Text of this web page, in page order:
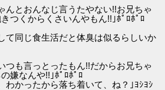
んとおんなじ言うたやない!!お兄ちゃ
つくからくさいんやもん!!｣ﾎﾟﾛﾎﾟﾛ
て同じ食生活だと体臭は似るらしいか
つも言っとったもん!!だからお兄ちゃ
嫌なんや!!｣ﾎﾟﾛﾎﾟﾛ
わかったから落ち着いて、ね？｣ﾖｼﾖｼ